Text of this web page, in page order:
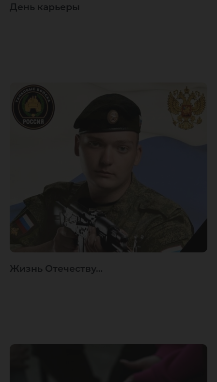
День карьеры
Жизнь Отечеству…